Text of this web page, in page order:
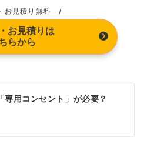
お見積り無料 /
お見積りは
から
専用コンセント」が必要？